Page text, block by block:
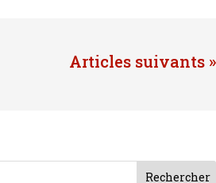
Entrées suivantes »